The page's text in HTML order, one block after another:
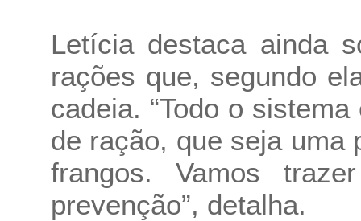
Letícia destaca ainda
rações que, segundo
cadeia. “Todo o
de ração, que seja uma
frangos. Vamos
prevenção”, detalha.